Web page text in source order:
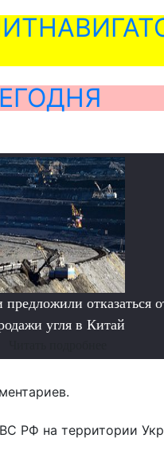
отказаться
угля в Китай
РФ на территории